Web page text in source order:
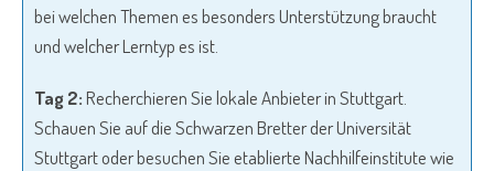
bei welchen Themen es besonders Unterstützung braucht
und welcher Lerntyp es ist.
Tag 2:Recherchieren Sie lokale Anbieter in Stuttgart.
Schauen Sie auf die Schwarzen Bretter der Universität
Stuttgart oder besuchen Sie etablierte Nachhilfeinstitute wie